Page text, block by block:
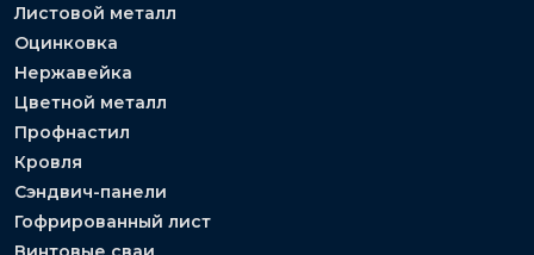
Листовой металл
Оцинковка
Нержавейка
Цветной металл
Профнастил
Кровля
Сэндвич-панели
Гофрированный лист